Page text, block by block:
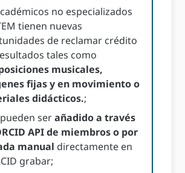
no especializados
tienen nuevas
de reclamar crédito
tales como
musicales,
fijas y en movimiento o
didácticos.;
serañadido a través
API de miembroso por
manual directamente en
grabar;